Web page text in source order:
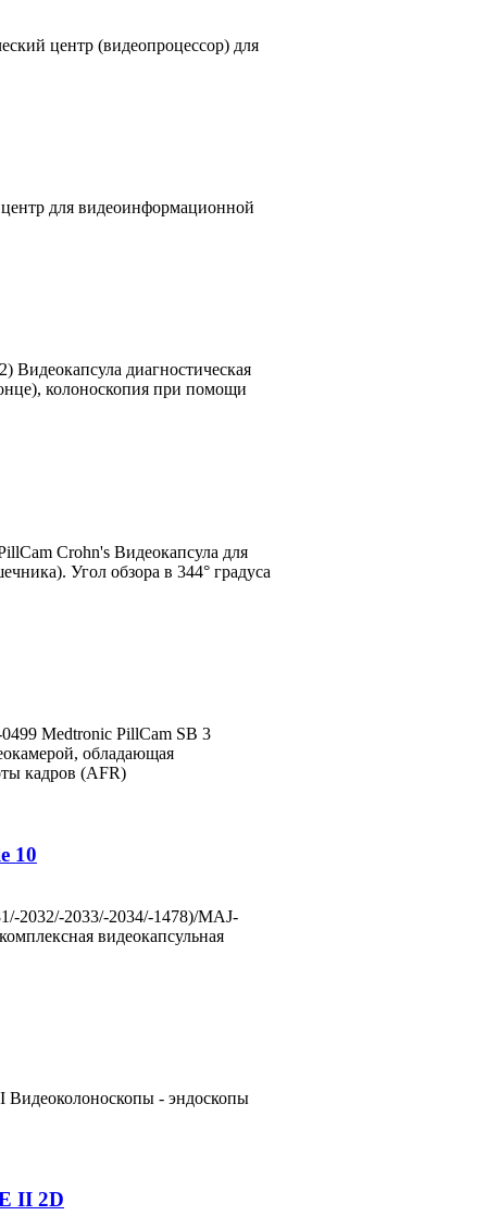
центр (видеопроцессор) для
для видеоинформационной
диагностическая
колоноскопия при помощи
Crohn's Видеокапсула для
Угол обзора в 344° градуса
Medtronic PillCam SB 3
обладающая
кадров (AFR)
10
2032/-2033/-2034/-1478)/MAJ-
видеокапсульная
- эндоскопы
II 2D